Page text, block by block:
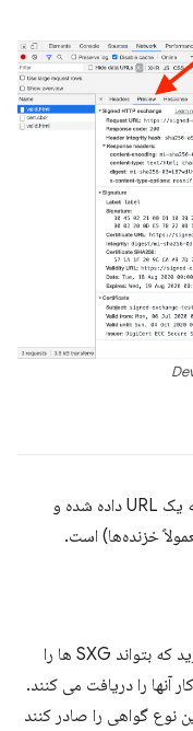
پیاده‌سازی SXG شامل تولید SXG مربوط به یک URL داده شده و
برای تولید یک SXG به گواهینامه ای نیاز دارید که بتواند SXG ها را
آنها را دریافت می کنند.
نوع گواهی را صادر کنند